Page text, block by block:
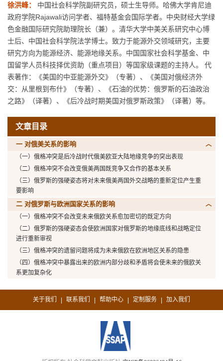
徐洪峰：
中国社会科学院副研究员，硕士生导师。哈佛大学肯尼迪
政府学院Rajawali访问学者、福特基金会国际学者。中央财经大学绿
色金融国际研究院助理院长（兼）。清华大学中美关系研究中心博
士后、中国社会科学院法学博士。致力于能源外交领域研究，主要
研究方向为能源经济、能源地缘关系。中国国家社会科学基金、中
国留学人员科技择优资助（重点项目）等国家级课题的主持人。 代
表著作：《美国的中亚能源外交》（专著）、《美国对俄经济外
交：从里根到布什》（专著）、《石油的优势：俄罗斯的石油政治
之路》（译著）、《后冷战时期美国对俄罗斯政策》（译著）等。
文章目录
一 对俄美关系的影响
（一）俄格冲突是后冷战时代俄美欧亚大陆地缘竞争的突出表现
（二）俄格冲突不会改变俄美两国既竞争又合作的基本关系
（三）俄罗斯的强硬姿态将对未来俄美两国外交战略的重新定位产生重
要影响
二 对俄罗斯与欧洲国家关系的影响
（一）俄格冲突不会改变未来俄欧关系愈加密切的既定方向
（二）俄罗斯的强硬姿态会使欧洲国家对俄罗斯的地缘底线和战略定位
进行重新审视
（三）俄格冲突的遗留问题将成为未来俄欧在欧洲地区关系的隐患
（四）俄格冲突中暴露出来的欧洲内部分歧和矛盾将会使未来的俄欧关
系更加复杂化
关于我们 | 联系我们 | 帮助中心 | 定制服务 | 加入我们